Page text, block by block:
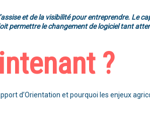
et de la visibilité pour entreprendre. Le
permettre le changement de logiciel tant
?
d’Orientation et pourquoi les enjeux